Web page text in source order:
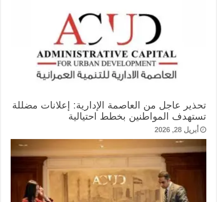
تحذير عاجل من العاصمة الإدارية: إعلانات مضللة
تستهدف المواطنين بخطط احتيالية
أبريل 28, 2026